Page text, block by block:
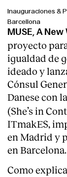
Inauguraciones &
Barcellona
MUSE, A
proyecto
igualdad de
ideado y
Cónsul
Danese con
(She’s in
ITmakES,
en Madrid y
en Barcelona.
Como explica